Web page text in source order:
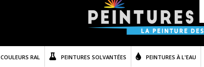
COULEURS RAL PEINTURES SOLVANTÉES PEINTURES À L'EAU